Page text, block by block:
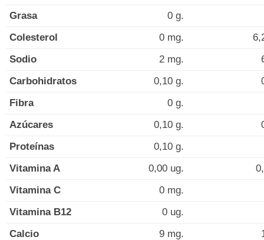
Grasa
0 g.
Colesterol
0 mg.
Sodio
2 mg.
Carbohidratos
0,10 g.
Fibra
0 g.
Azúcares
0,10 g.
Proteínas
0,10 g.
Vitamina A
0,00 ug.
Vitamina C
0 mg.
Vitamina B12
0 ug.
Calcio
9 mg.